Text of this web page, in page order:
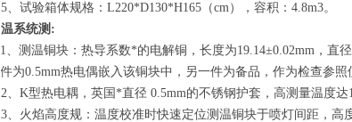
5、试验箱体规格：L220*D130*H165（cm），容积：4.8m3。
温系统测:
1、测温铜块：热导系数*的电解铜，长度为19.14±0.02mm，直
件为0.5mm热电偶嵌入该铜块中，另一件为备品，作为检查参照
2、K型热电耦，英国*直径 0.5mm的不锈钢护套，高测量温度达
3、火焰高度规：温度校准时快速定位测温铜块于喷灯间距，高